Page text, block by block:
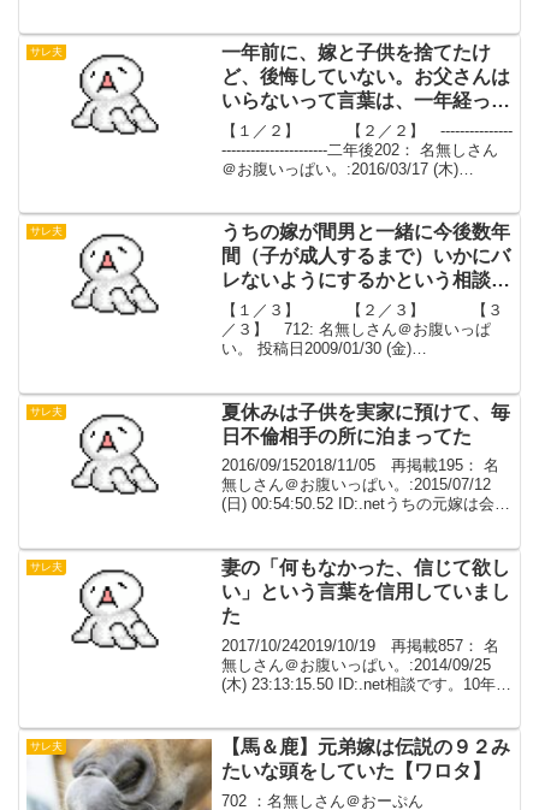
婚前からの関係三人、...
サレ夫
一年前に、嫁と子供を捨てたけ
ど、後悔していない。お父さんは
いらないって言葉は、一年経った
今でも頭から消えない。【２／
２】
【１／２】 【２／２】 ---------------
----------------------二年後202： 名無しさん
＠お腹いっぱい。:2016/03/17 (木)
サレ夫
うちの嫁が間男と一緒に今後数年
間（子が成人するまで）いかにバ
レないようにするかという相談ま
でしてやがった【２／３】
【１／３】 【２／３】 【３
／３】 712: 名無しさん＠お腹いっぱ
い。 投稿日2009/01/30 (金)
するのが男親なら話は別だけどさ。7...
サレ夫
夏休みは子供を実家に預けて、毎
日不倫相手の所に泊まってた
2016/09/152018/11/05 再掲載195： 名
無しさん＠お腹いっぱい。:2015/07/12
(日) 00:54:50.52 ID:.netうちの元嫁は会社
サレ夫
妻の「何もなかった、信じて欲し
い」という言葉を信用していまし
た
2017/10/242019/10/19 再掲載857： 名
無しさん＠お腹いっぱい。:2014/09/25
(木) 23:13:15.50 ID:.net相談です。10年以
サレ夫
【馬＆鹿】元弟嫁は伝説の９２み
たいな頭をしていた【ワロタ】
702 ：名無しさん＠おーぷん